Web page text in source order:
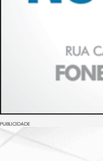
PUBLICIDADE